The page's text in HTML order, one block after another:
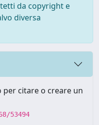
da copyright e
diversa
citare o creare un
53494